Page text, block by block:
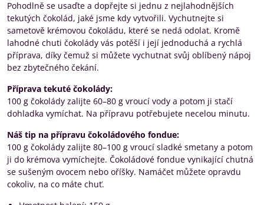
Pohodlně se usaďte a dopřejte si jednu z nejlahodnějších
tekutých čokolád, jaké jsme kdy vytvořili. Vychutnejte si
sametově krémovou čokoládu, které se nedá odolat. Kromě
lahodné chuti čokolády vás potěší i její jednoduchá a rychlá
příprava, díky čemuž si můžete vychutnat svůj oblíbený nápoj
bez zbytečného čekání.
Příprava tekuté čokolády:
100 g čokolády zalijte 60–80 g vroucí vody a potom ji stačí
dohladka vymíchat. Na přípravu potřebujete necelou minutu.
Náš tip na přípravu čokoládového fondue:
100 g čokolády zalijte 80–100 g vroucí sladké smetany a potom
ji do krémova vymíchejte. Čokoládové fondue vynikající chutná
se sušeným ovocem nebo oříšky. Namáčet můžete opravdu
cokoliv, na co máte chuť.